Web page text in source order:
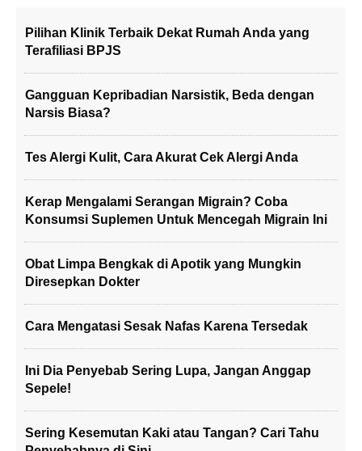
Pilihan Klinik Terbaik Dekat Rumah Anda yang
Terafiliasi BPJS
Gangguan Kepribadian Narsistik, Beda dengan
Narsis Biasa?
Tes Alergi Kulit, Cara Akurat Cek Alergi Anda
Kerap Mengalami Serangan Migrain? Coba
Konsumsi Suplemen Untuk Mencegah Migrain Ini
Obat Limpa Bengkak di Apotik yang Mungkin
Diresepkan Dokter
Cara Mengatasi Sesak Nafas Karena Tersedak
Ini Dia Penyebab Sering Lupa, Jangan Anggap
Sepele!
Sering Kesemutan Kaki atau Tangan? Cari Tahu